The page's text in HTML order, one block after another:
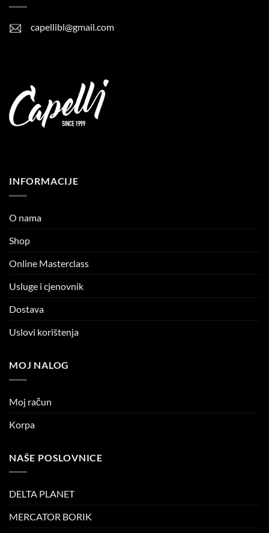
capellibl@gmail.com
INFORMACIJE
O nama
Shop
Online Masterclass
Usluge i cjenovnik
Dostava
Uslovi korištenja
MOJ NALOG
Moj račun
Korpa
NAŠE POSLOVNICE
DELTA PLANET
MERCATOR BORIK